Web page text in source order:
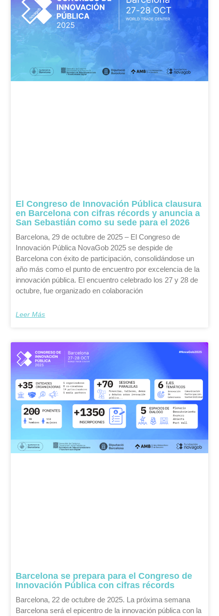
El Congreso de Innovación Pública clausura
en Barcelona con cifras récords y anuncia a
San Sebastián como su sede para el 2026
Barcelona, 29 de octubre de 2025 – El Congreso de
Innovación Pública NovaGob 2025 se despide de
Barcelona con éxito de participación, consolidándose un
año más como el punto de encuentro por excelencia de la
innovación pública. El encuentro celebrado los 27 y 28 de
octubre, fue organizado en colaboración
Leer Más
Barcelona se prepara para el Congreso de
Innovación Pública con cifras récords
Barcelona, 22 de octubre de 2025. La próxima semana
Barcelona será el epicentro de la innovación pública con la